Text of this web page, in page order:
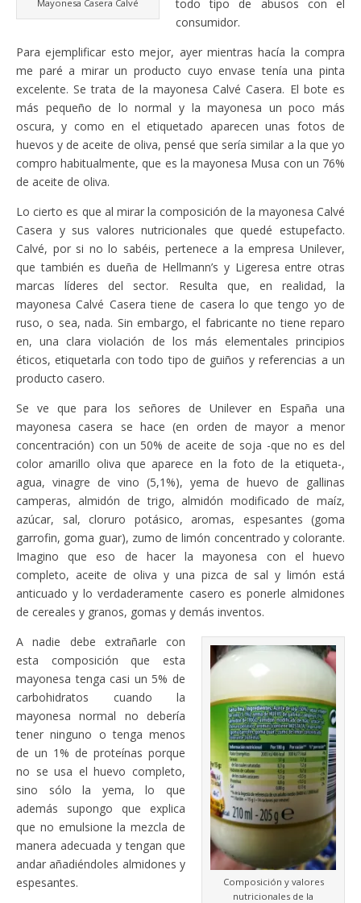
Mayonesa Casera Calvé
todo tipo de abusos con el
consumidor.
Para ejemplificar esto mejor, ayer mientras hacía la compra
me paré a mirar un producto cuyo envase tenía una pinta
excelente. Se trata de la mayonesa Calvé Casera. El bote es
más pequeño de lo normal y la mayonesa un poco más
oscura, y como en el etiquetado aparecen unas fotos de
huevos y de aceite de oliva, pensé que sería similar a la que yo
compro habitualmente, que es la mayonesa Musa con un 76%
de aceite de oliva.
Lo cierto es que al mirar la composición de la mayonesa Calvé
Casera y sus valores nutricionales que quedé estupefacto.
Calvé, por si no lo sabéis, pertenece a la empresa Unilever,
que también es dueña de Hellmann’s y Ligeresa entre otras
marcas líderes del sector. Resulta que, en realidad, la
mayonesa Calvé Casera tiene de casera lo que tengo yo de
ruso, o sea, nada. Sin embargo, el fabricante no tiene reparo
en, una clara violación de los más elementales principios
éticos, etiquetarla con todo tipo de guiños y referencias a un
producto casero.
Se ve que para los señores de Unilever en España una
mayonesa casera se hace (en orden de mayor a menor
concentración) con un 50% de aceite de soja -que no es del
color amarillo oliva que aparece en la foto de la etiqueta-,
agua, vinagre de vino (5,1%), yema de huevo de gallinas
camperas, almidón de trigo, almidón modificado de maíz,
azúcar, sal, cloruro potásico, aromas, espesantes (goma
garrofin, goma guar), zumo de limón concentrado y colorante.
Imagino que eso de hacer la mayonesa con el huevo
completo, aceite de oliva y una pizca de sal y limón está
anticuado y lo verdaderamente casero es ponerle almidones
de cereales y granos, gomas y demás inventos.
Composición y valores
nutricionales de la
A nadie debe extrañarle con
esta composición que esta
mayonesa tenga casi un 5% de
carbohidratos cuando la
mayonesa normal no debería
tener ninguno o tenga menos
de un 1% de proteínas porque
no se usa el huevo completo,
sino sólo la yema, lo que
además supongo que explica
que no emulsione la mezcla de
manera adecuada y tengan que
andar añadiéndoles almidones y
espesantes.